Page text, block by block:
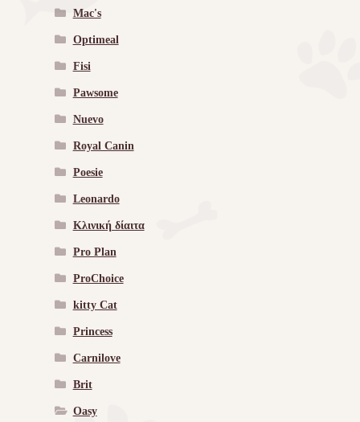
Mac's
Optimeal
Fisi
Pawsome
Nuevo
Royal Canin
Poesie
Leonardo
Κλινική δίαιτα
Pro Plan
ProChoice
kitty Cat
Princess
Carnilove
Brit
Oasy